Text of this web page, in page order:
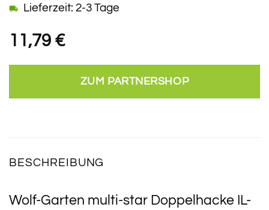
11,79 €
Lieferzeit: 2-3 Tage
ZUM PARTNERSHOP
BESCHREIBUNG
Wolf-Garten multi-star Doppelhacke IL-